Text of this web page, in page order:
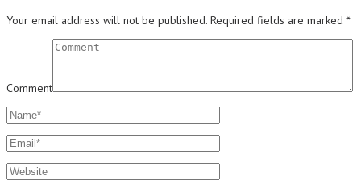
Your email address will not be published. Required fields are marked *
Comment